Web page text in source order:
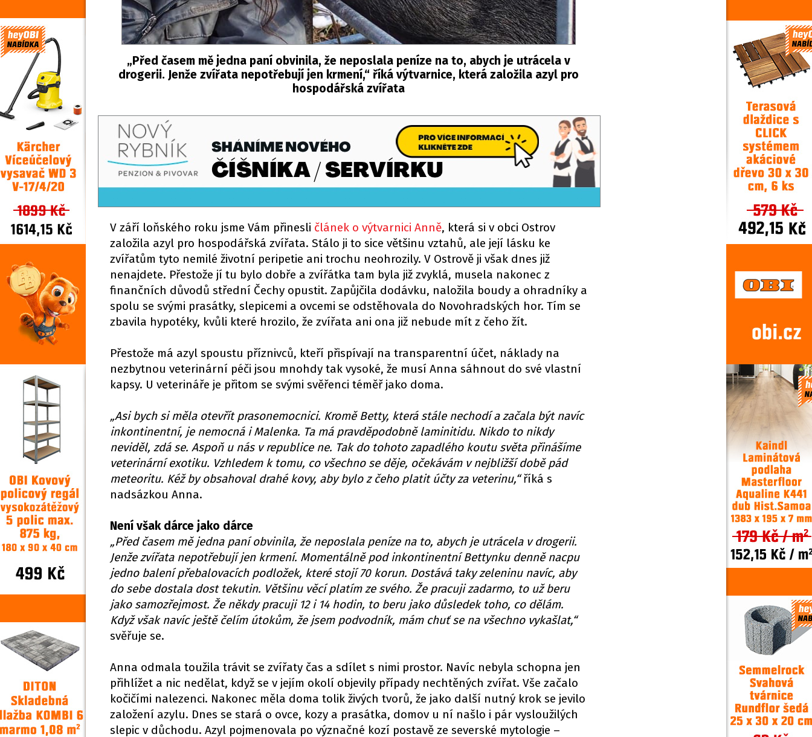
„Před časem mě jedna paní obvinila, že neposlala peníze na to, abych je utrácela v
drogerii. Jenže zvířata nepotřebují jen krmení,“ říká výtvarnice, která založila azyl pro
hospodářská zvířata
V září loňského roku jsme Vám přinesli článek o výtvarnici Anně, která si v obci Ostrov
založila azyl pro hospodářská zvířata. Stálo ji to sice většinu vztahů, ale její lásku ke
zvířatům tyto nemilé životní peripetie ani trochu neohrozily. V Ostrově ji však dnes již
nenajdete. Přestože jí tu bylo dobře a zvířátka tam byla již zvyklá, musela nakonec z
finančních důvodů střední Čechy opustit. Zapůjčila dodávku, naložila boudy a ohradníky a
spolu se svými prasátky, slepicemi a ovcemi se odstěhovala do Novohradských hor. Tím se
zbavila hypotéky, kvůli které hrozilo, že zvířata ani ona již nebude mít z čeho žít.
Přestože má azyl spoustu příznivců, kteří přispívají na transparentní účet, náklady na
nezbytnou veterinární péči jsou mnohdy tak vysoké, že musí Anna sáhnout do své vlastní
kapsy. U veterináře je přitom se svými svěřenci téměř jako doma.
„Asi bych si měla otevřít prasonemocnici. Kromě Betty, která stále nechodí a začala být navíc
inkontinentní, je nemocná i Malenka. Ta má pravděpodobně laminitidu. Nikdo to nikdy
neviděl, zdá se. Aspoň u nás v republice ne. Tak do tohoto zapadlého koutu světa přinášíme
veterinární exotiku. Vzhledem k tomu, co všechno se děje, očekávám v nejbližší době pád
meteoritu. Kéž by obsahoval drahé kovy, aby bylo z čeho platit účty za veterinu,“říká s
nadsázkou Anna.
Není však dárce jako dárce
„Před časem mě jedna paní obvinila, že neposlala peníze na to, abych je utrácela v drogerii.
Jenže zvířata nepotřebují jen krmení. Momentálně pod inkontinentní Bettynku denně nacpu
jedno balení přebalovacích podložek, které stojí 70 korun. Dostává taky zeleninu navíc, aby
do sebe dostala dost tekutin. Většinu věcí platím ze svého. Že pracuji zadarmo, to už beru
jako samozřejmost. Že někdy pracuji 12 i 14 hodin, to beru jako důsledek toho, co dělám.
Když však navíc ještě čelím útokům, že jsem podvodník, mám chuť se na všechno vykašlat,“
svěřuje se.
Anna odmala toužila trávit se zvířaty čas a sdílet s nimi prostor. Navíc nebyla schopna jen
přihlížet a nic nedělat, když se v jejím okolí objevily případy nechtěných zvířat. Vše začalo
kočičími nalezenci. Nakonec měla doma tolik živých tvorů, že jako další nutný krok se jevilo
založení azylu. Dnes se stará o ovce, kozy a prasátka, domov u ní našlo i pár vysloužilých
slepic v důchodu. Azyl pojmenovala po význačné kozí postavě ze severské mytologie –